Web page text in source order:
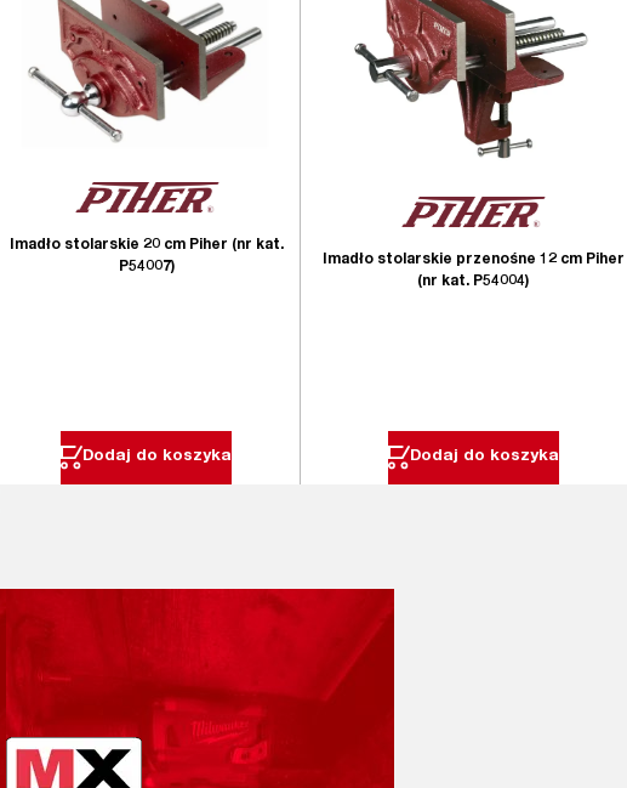
Imadło stolarskie 20 cm Piher (nr kat.
P54007)
Dodaj do koszyka
Imadło stolarskie przenośne 12 cm Piher
(nr kat. P54004)
Dodaj do koszyka